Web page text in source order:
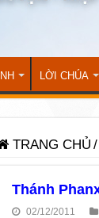
LỜI CHÚA
TRANG CHỦ /
Thánh
02/12/2011